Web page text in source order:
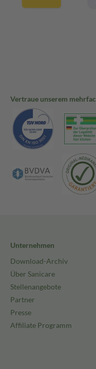
Vertraue unserem
Unternehmen
Download-Archiv
Über Sanicare
Stellenangebote
Partner
Presse
Affiliate Programm